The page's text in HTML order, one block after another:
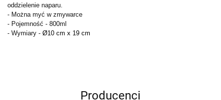
oddzielenie naparu.
- Można myć w zmywarce
- Pojemność - 800ml
- Wymiary - Ø10 cm x 19 cm
Producenci